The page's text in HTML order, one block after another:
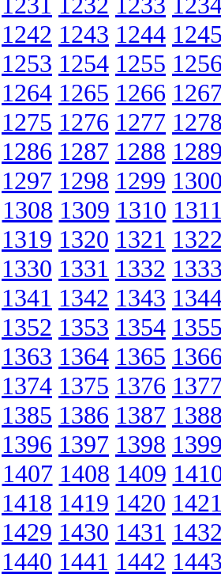
1242 1243 1244
1253 1254 1255
1264 1265 1266
1275 1276 1277
1286 1287 1288
1297 1298 1299
1308 1309 1310
1319 1320 1321
1330 1331 1332
1341 1342 1343
1352 1353 1354
1363 1364 1365
1374 1375 1376
1385 1386 1387
1396 1397 1398
1407 1408 1409
1418 1419 1420
1429 1430 1431
1440 1441 1442